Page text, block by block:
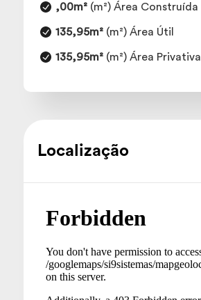
,00m²(m²) Área Construída
135,95m²(m²) Área Útil
135,95m²(m²) Área Privativa
Localização